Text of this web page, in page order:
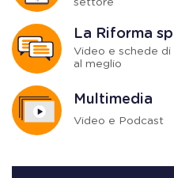
La Riforma
Video e schede
al meglio
Multimedia
Video e Podcast